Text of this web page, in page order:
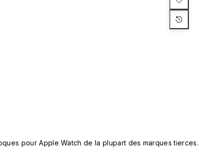
pour Apple Watch de la plupart des marques tierces.